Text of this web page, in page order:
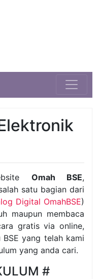
Omah BSE,
satu bagian dari
Digital OmahBSE)
maupun membaca
gratis via online,
yang telah kami
yang anda cari.
#